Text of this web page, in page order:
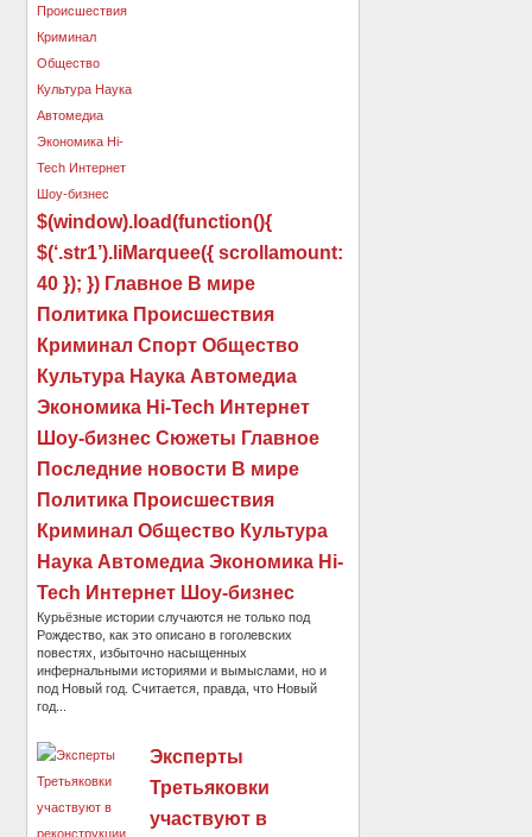
$(window).load(function(){
$(‘.str1’).liMarquee({ scrollamount:
40 }); }) Главное В мире
Политика Происшествия
Криминал Спорт Общество
Культура Наука Автомедиа
Экономика Hi-Tech Интернет
Шоу-бизнес Сюжеты Главное
Последние новости В мире
Политика Происшествия
Криминал Общество Культура
Наука Автомедиа Экономика Hi-
Tech Интернет Шоу-бизнес
Курьёзные истории случаются не только под
Рождество, как это описано в гоголевских
повестях, избыточно насыщенных
инфернальными историями и вымыслами, но и
под Новый год. Считается, правда, что Новый
год...
Эксперты
Третьяковки
участвуют в